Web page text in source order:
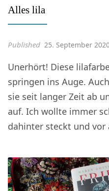
Alles lila
Published 25. September
Unerhört! Diese
springen ins Auge.
sie seit langer Zeit ab
auf. Ich wollte immer
dahinter steckt und vor